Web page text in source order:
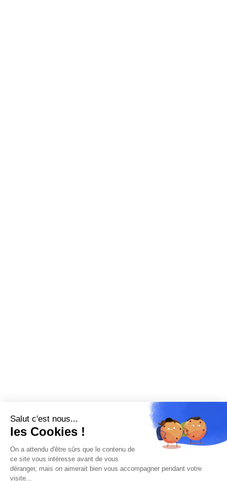
Salut c'est nous...
les Cookies !
On a attendu d'être sûrs que le contenu de
ce site vous intéresse avant de vous
déranger, mais on aimerait bien vous accompagner pendant votre
visite...